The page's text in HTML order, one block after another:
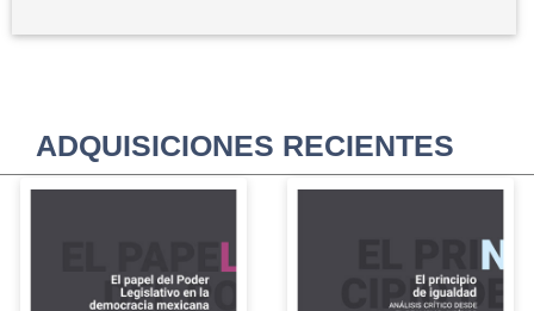
ADQUISICIONES RECIENTES